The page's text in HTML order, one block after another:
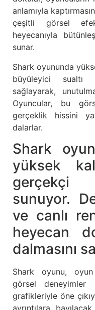
anlamıyla
çeşitli görsel
heyecanıyla
sunar.
Shark oyununda
büyüleyici sualtı
sağlayarak,
Oyuncular, bu
gerçeklik hissini
dalarlar.
Shark
yüksek
sunuyor.
ve canlı
heyecan
dalmasını
Shark oyunu,
görsel
grafikleriyle öne